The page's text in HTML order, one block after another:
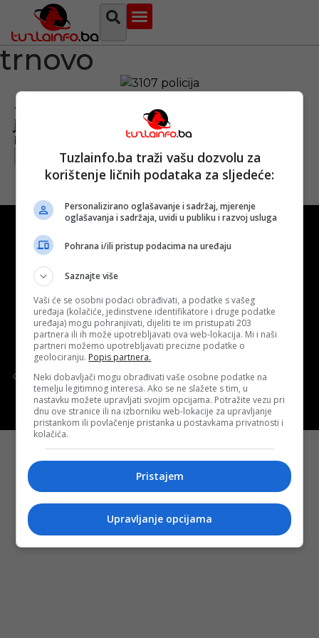
trnovo
Tragedija u Trnovu: U lovačkom domu
jedna osoba ubijena, a tri povrijeđene
19. 12. 2021.
Opširnije
Kontakt
Uslovi korištenja Terms of use
Politika kolačića (eng. cookies) Cookie Policy
Copyright © 2026 D.S.O. PROMUS TUZLA. Developed by:
Multimedia d.o.o. Tuzla
Tuzlainfo.ba traži vašu dozvolu za
korištenje ličnih podataka za sljedeće:
Personalizirano oglašavanje i sadržaj, mjerenje
oglašavanja i sadržaja, uvidi u publiku i razvoj usluga
Pohrana i/ili pristup podacima na uređaju
Saznajte više
Vaši će se osobni podaci obrađivati, a podatke s vašeg
uređaja (kolačiće, jedinstvene identifikatore i druge podatke
uređaja) mogu pohranjivati, dijeliti te im pristupati 203
partnera ili ih može upotrebljavati ova web-lokacija. Mi i naši
partneri možemo upotrebljavati precizne podatke o
geolociranju. Popis partnera.
Neki dobavljači mogu obrađivati vaše osobne podatke na
temelju legitimnog interesa. Ako se ne slažete s tim, u
nastavku možete upravljati svojim opcijama. Potražite vezu pri
dnu ove stranice ili na izborniku web-lokacije za upravljanje
pristankom ili povlačenje pristanka u postavkama privatnosti i
kolačića.
Pristajem
Upravljanje opcijama